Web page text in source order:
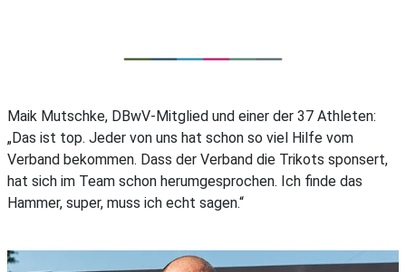
Maik Mutschke, DBwV-Mitglied und einer der 37 Athleten:
„Das ist top. Jeder von uns hat schon so viel Hilfe vom
Verband bekommen. Dass der Verband die Trikots sponsert,
hat sich im Team schon herumgesprochen. Ich finde das
Hammer, super, muss ich echt sagen.“